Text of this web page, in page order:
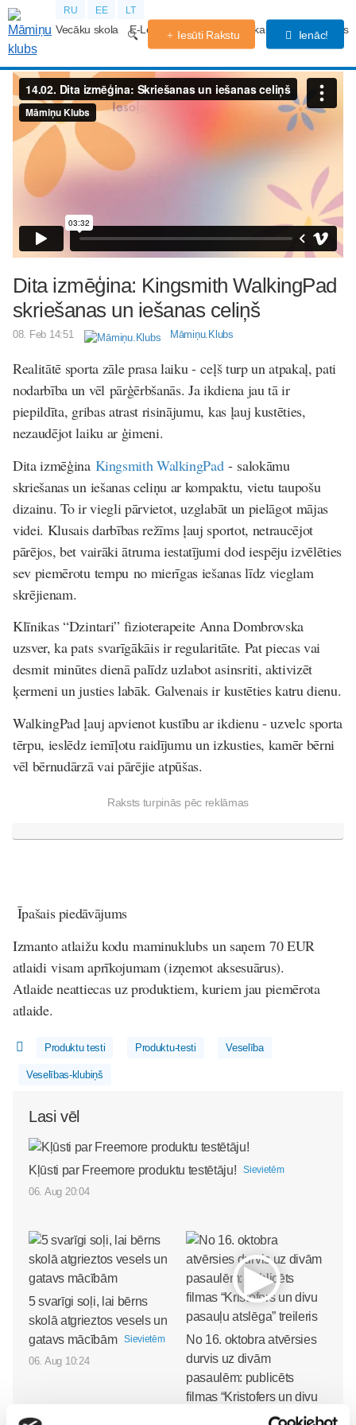
RU EE LT
Vecāku skola E-Lekcijas Grūtniecības kalendārs Forums
Iesūti Rakstu Ienāc!
Dita izmēģina: Kingsmith WalkingPad
skriešanas un iešanas celiņš
08. Feb 14:51 Māmiņu.Klubs
Realitātē sporta zāle prasa laiku - ceļš turp un atpakaļ, pati
nodarbība un vēl pārģērbšanās. Ja ikdiena jau tā ir
piepildīta, gribas atrast risinājumu, kas ļauj kustēties,
nezaudējot laiku ar ģimeni.
Dita izmēģina Kingsmith WalkingPad- salokāmu
skriešanas un iešanas celiņu ar kompaktu, vietu taupošu
dizainu. To ir viegli pārvietot, uzglabāt un pielāgot mājas
videi. Klusais darbības režīms ļauj sportot, netraucējot
pārējos, bet vairāki ātruma iestatījumi dod iespēju izvēlēties
sev piemērotu tempu no mierīgas iešanas līdz vieglam
skrējienam.
Klīnikas “Dzintari” fizioterapeite Anna Dombrovska
uzsver, ka pats svarīgākāis ir regularitāte. Pat piecas vai
desmit minūtes dienā palīdz uzlabot asinsriti, aktivizēt
ķermeni un justies labāk. Galvenais ir kustēties katru dienu.
WalkingPad ļauj apvienot kustību ar ikdienu - uzvelc sporta
tērpu, ieslēdz iemīļotu raidījumu un izkusties, kamēr bērni
vēl bērnudārzā vai pārējie atpūšas.
Raksts turpinās pēc reklāmas
Īpašais piedāvājums
Izmanto atlaižu kodumaminuklubsun saņem70 EUR
atlaidi visam aprīkojumam (izņemot aksesuārus).
Atlaide neattiecas uz produktiem, kuriem jau piemērota
atlaide.
Produktu testi Produktu-testi Veselība
Veselības-klubiņš
Lasi vēl
Kļūsti par Freemore produktu testētāju! Sievietēm
06. Aug 20:04
5 svarīgi soļi, lai bērns
skolā atgrieztos vesels un
gatavs mācībām
Sievietēm
06. Aug 10:24
No 16. oktobra atvērsies
durvis uz divām
pasaulēm: publicēts
filmas “Kristofers un divu
pasauļu atslēga” treileris